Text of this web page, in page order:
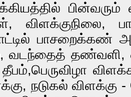
பின்வரும்
பாசறைக்கண்
வடந்தைத் தண்வளி,
நடுகல்